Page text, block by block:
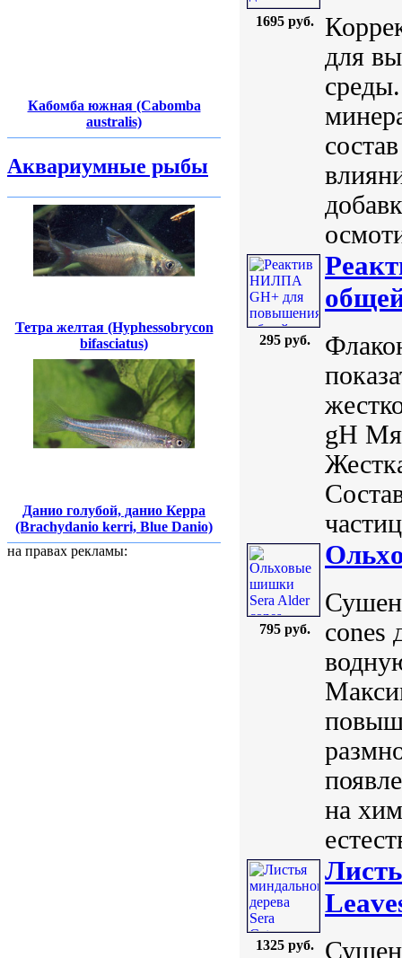
Кабомба южная (Cabomba
australis)
Аквариумные рыбы
Тетра желтая (Hyphessobrycon
bifasciatus)
Данио голубой, данио Керра
(Brachydanio kerri, Blue Danio)
на правах рекламы:
1695 руб.
для
295 руб.
gH
795 руб.
cones
на
1325 руб.